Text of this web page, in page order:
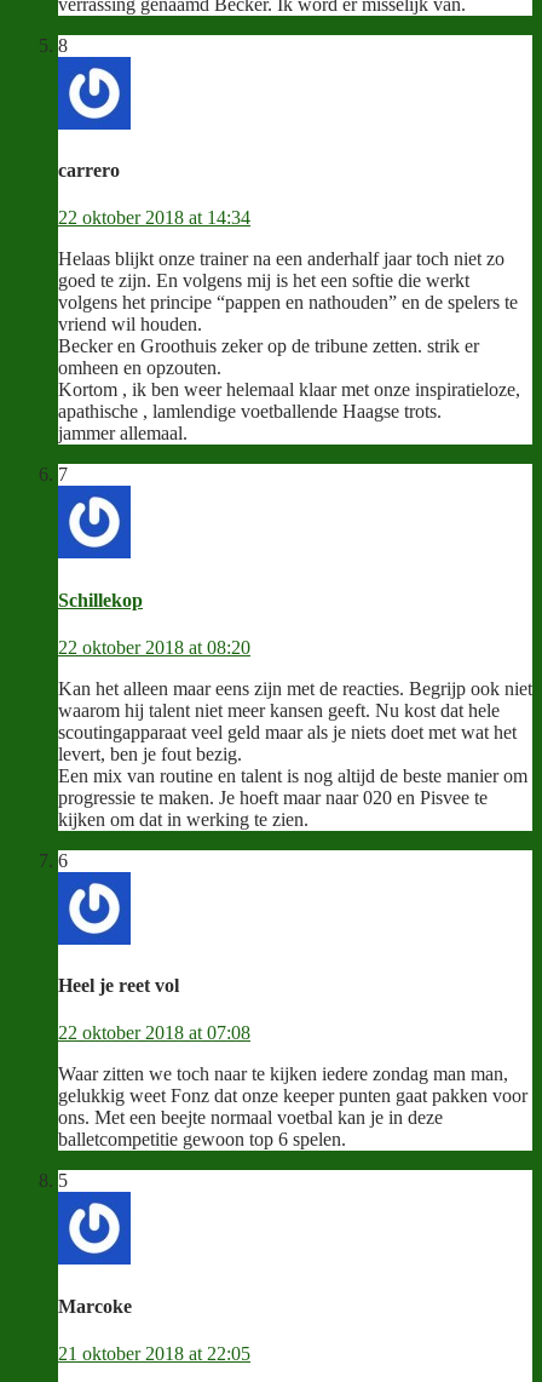
8
carrero
22 oktober 2018 at 14:34
Helaas blijkt onze trainer na een anderhalf jaar toch niet zo
goed te zijn. En volgens mij is het een softie die werkt
volgens het principe “pappen en nathouden” en de spelers te
vriend wil houden.
Becker en Groothuis zeker op de tribune zetten. strik er
omheen en opzouten.
Kortom , ik ben weer helemaal klaar met onze inspiratieloze,
apathische , lamlendige voetballende Haagse trots.
jammer allemaal.
7
Schillekop
22 oktober 2018 at 08:20
Kan het alleen maar eens zijn met de reacties. Begrijp ook niet
waarom hij talent niet meer kansen geeft. Nu kost dat hele
scoutingapparaat veel geld maar als je niets doet met wat het
levert, ben je fout bezig.
Een mix van routine en talent is nog altijd de beste manier om
progressie te maken. Je hoeft maar naar 020 en Pisvee te
kijken om dat in werking te zien.
6
Heel je reet vol
22 oktober 2018 at 07:08
Waar zitten we toch naar te kijken iedere zondag man man,
gelukkig weet Fonz dat onze keeper punten gaat pakken voor
ons. Met een beejte normaal voetbal kan je in deze
balletcompetitie gewoon top 6 spelen.
5
Marcoke
21 oktober 2018 at 22:05